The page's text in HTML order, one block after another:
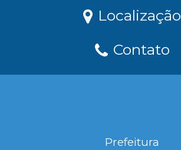
Localização
Contato
Prefeitura